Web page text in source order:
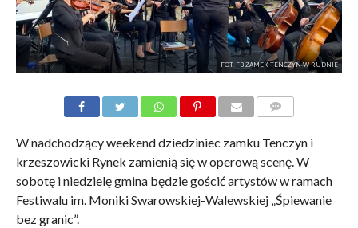
FOT. FB ZAMEK TENCZYN W RUDNIE
W nadchodzący weekend dziedziniec zamku Tenczyn i
krzeszowicki Rynek zamienią się w operową scenę. W
sobotę i niedzielę gmina będzie gościć artystów w ramach
Festiwalu im. Moniki Swarowskiej-Walewskiej „Śpiewanie
bez granic”.